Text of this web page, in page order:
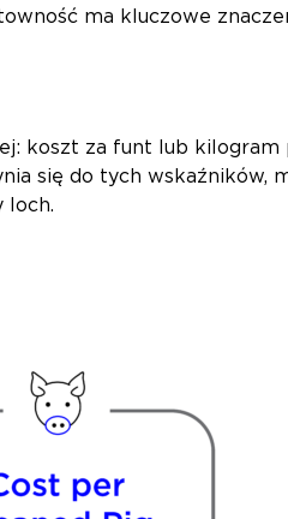
ma kluczowe
koszt za funt lub kilogram
się do tych wskaźników,
loch.